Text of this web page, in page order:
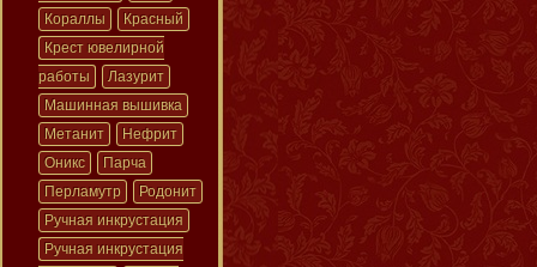
Кораллы
Красный
Крест ювелирной
работы
Лазурит
Машинная вышивка
Метанит
Нефрит
Оникс
Парча
Перламутр
Родонит
Ручная инкрустация
Ручная инкрустация